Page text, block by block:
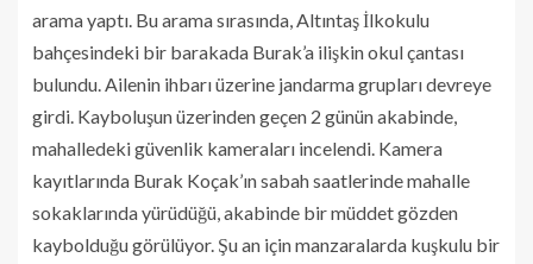
arama yaptı. Bu arama sırasında, Altıntaş İlkokulu
bahçesindeki bir barakada Burak’a ilişkin okul çantası
bulundu. Ailenin ihbarı üzerine jandarma grupları devreye
girdi. Kayboluşun üzerinden geçen 2 günün akabinde,
mahalledeki güvenlik kameraları incelendi. Kamera
kayıtlarında Burak Koçak’ın sabah saatlerinde mahalle
sokaklarında yürüdüğü, akabinde bir müddet gözden
kaybolduğu görülüyor. Şu an için manzaralarda kuşkulu bir